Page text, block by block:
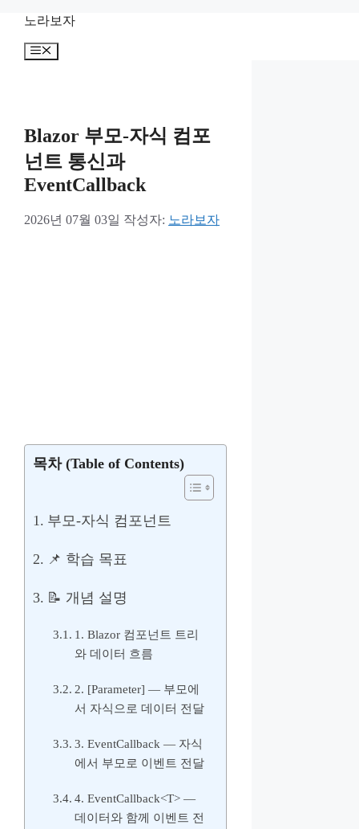
노라보자
메
Blazor 부모-자식 컴포
넌트 통신과
EventCallback
2026년 07월 03일 작성자: 노라보자
목차 (Table of Contents)
부모-자식 컴포넌트
📌 학습 목표
📝 개념 설명
1. Blazor 컴포넌트 트리
와 데이터 흐름
2. [Parameter] — 부모에
서 자식으로 데이터 전달
3. EventCallback — 자식
에서 부모로 이벤트 전달
4. EventCallback<T> —
데이터와 함께 이벤트 전